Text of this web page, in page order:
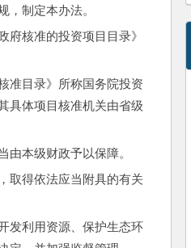
制定本办法。
核准的投资项目目录》
目录》所称国务院投资
具体项目核准机关由省级
本级财政予以保障。
得依法应当附具的有关
发利用资源、保护生态环